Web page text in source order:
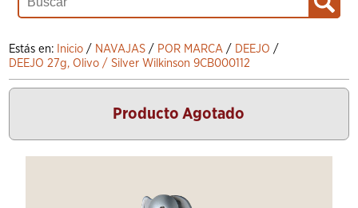
Estás en: Inicio / NAVAJAS / POR MARCA / DEEJO /
DEEJO 27g, Olivo / Silver Wilkinson 9CB000112
Producto Agotado